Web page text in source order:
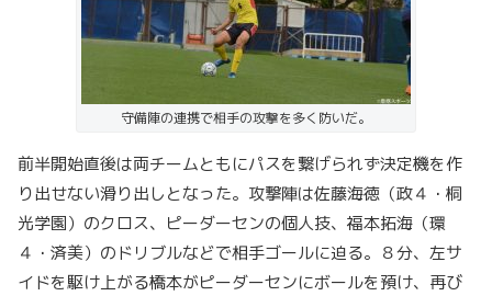
守備陣の連携で相手の攻撃を多く防いだ。
前半開始直後は両チームともにパスを繋げられず決定機を作
り出せない滑り出しとなった。攻撃陣は佐藤海徳（政４・桐
光学園）のクロス、ピーダーセンの個人技、福本拓海（環
４・済美）のドリブルなどで相手ゴールに迫る。８分、左サ
イドを駆け上がる橋本がピーダーセンにボールを預け、再び